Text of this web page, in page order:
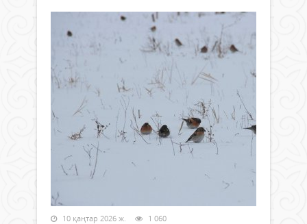
10 қаңтар 2026 ж. 1 060